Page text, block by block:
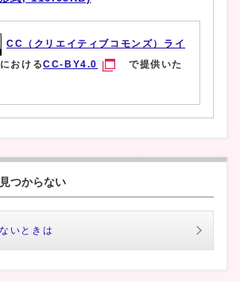
CC（クリエイティブコモンズ）ライ
におけるCC-BY4.0
で提供いた
つからない
いときは